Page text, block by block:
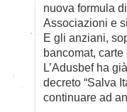
nuova formula
Associazioni e
E gli anziani,
bancomat,
L’Adusbef ha
decreto “Salva
continuare ad